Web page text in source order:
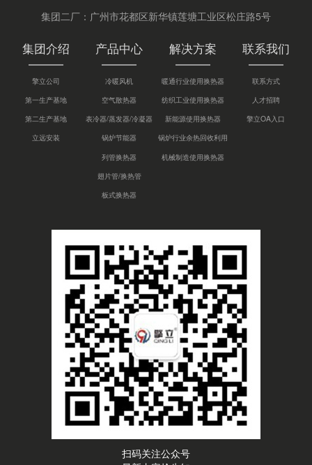
集团二厂：广州市花都区新华镇莲塘工业区松庄路5号
集团介绍
擎立公司
第一生产基地
第二生产基地
立远安装
产品中心
冷暖风机
空气散热器
表冷器/蒸发器/冷凝器
锅炉节能器
列管换热器
翅片管/换热管
板式换热器
解决方案
暖通行业使用换热器
纺织工业使用换热器
新能源使用换热器
锅炉行业余热回收利用
机械制造使用换热器
联系我们
联系方式
人才招聘
擎立OA入口
扫码关注公众号